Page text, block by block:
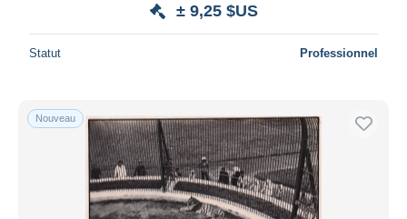
± 9,25 $US
Statut Professionnel
Nouveau